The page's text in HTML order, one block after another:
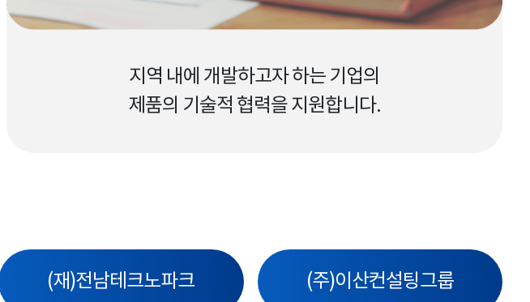
지역 내에 개발하고자 하는 기업의
제품의 기술적 협력을 지원합니다.
(재)전남테크노파크 (주)이산컨설팅그룹